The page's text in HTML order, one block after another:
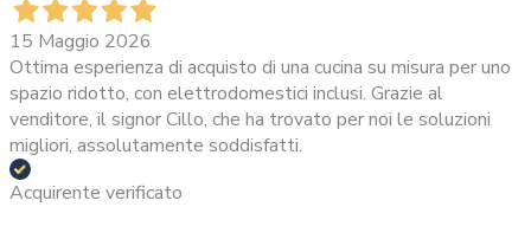
15 Maggio 2026
Ottima esperienza di acquisto di una cucina su misura per uno
spazio ridotto, con elettrodomestici inclusi. Grazie al
venditore, il signor Cillo, che ha trovato per noi le soluzioni
migliori, assolutamente soddisfatti.
Acquirente verificato